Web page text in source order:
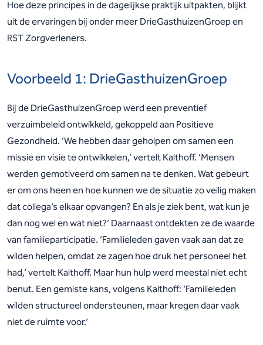
Hoe deze principes in de dagelijkse praktijk uitpakten, blijkt
uit de ervaringen bij onder meer DrieGasthuizenGroep en
RST Zorgverleners.
Voorbeeld 1: DrieGasthuizenGroep
Bij de DrieGasthuizenGroep werd een preventief
verzuimbeleid ontwikkeld, gekoppeld aan Positieve
Gezondheid. ‘We hebben daar geholpen om samen een
missie en visie te ontwikkelen,’ vertelt Kalthoff. ‘Mensen
werden gemotiveerd om samen na te denken. Wat gebeurt
er om ons heen en hoe kunnen we de situatie zo veilig maken
dat collega’s elkaar opvangen? En als je ziek bent, wat kun je
dan nog wel en wat niet?’ Daarnaast ontdekten ze de waarde
van familieparticipatie. ‘Familieleden gaven vaak aan dat ze
wilden helpen, omdat ze zagen hoe druk het personeel het
had,’ vertelt Kalthoff. Maar hun hulp werd meestal niet echt
benut. Een gemiste kans, volgens Kalthoff: ‘Familieleden
wilden structureel ondersteunen, maar kregen daar vaak
niet de ruimte voor.’